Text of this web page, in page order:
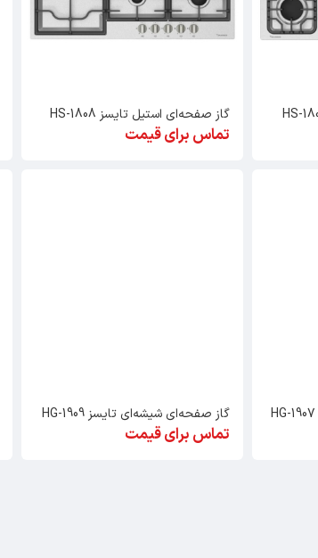
گاز صفحه‌ای استیل تایسز HS-1808
تماس برای قیمت
گاز صفحه‌ای شیشه‌ای تایسز HG-1909
تماس برای قیمت